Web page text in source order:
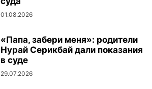
01.08.2026
«Папа, забери меня»: родители
Нурай Серикбай дали показания
в суде
29.07.2026